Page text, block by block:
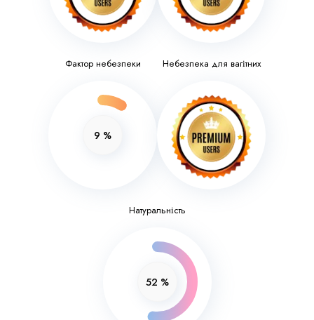
Фактор небезпеки
9 %
Небезпека для вагітних
Натуральність
52 %